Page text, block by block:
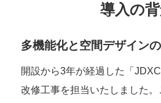
導入の
多機能化と空間デザイン
開設から3年が経過した「
改修工事を担当いたしました